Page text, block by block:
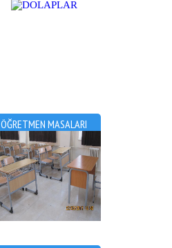
ÖĞRETMEN MASALARI